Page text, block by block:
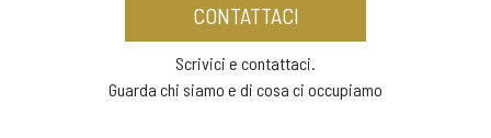
CONTATTACI
Scrivici e contattaci.
Guarda chi siamo e di cosa ci occupiamo